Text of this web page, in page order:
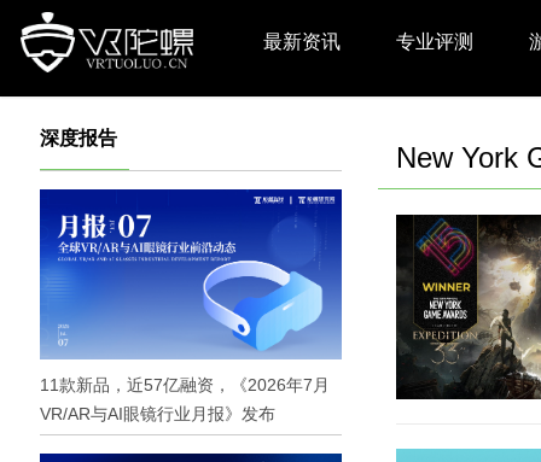
最新资讯 专业评测
深度报告
11款新品，近57亿融资，《2026年7月
VR/AR与AI眼镜行业月报》发布
New York